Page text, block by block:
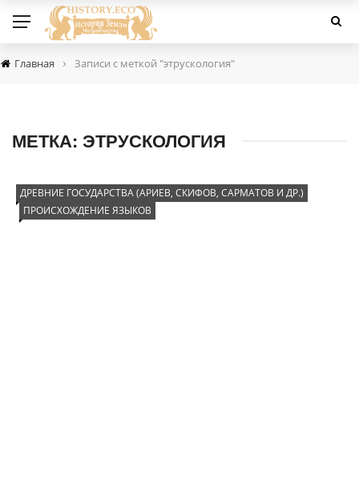
Главная › Записи с меткой "этрускология"
МЕТКА: ЭТРУСКОЛОГИЯ
ДРЕВНИЕ ГОСУДАРСТВА (АРИЕВ, СКИФОВ, САРМАТОВ И ДР.)
ПРОИСХОЖДЕНИЕ ЯЗЫКОВ